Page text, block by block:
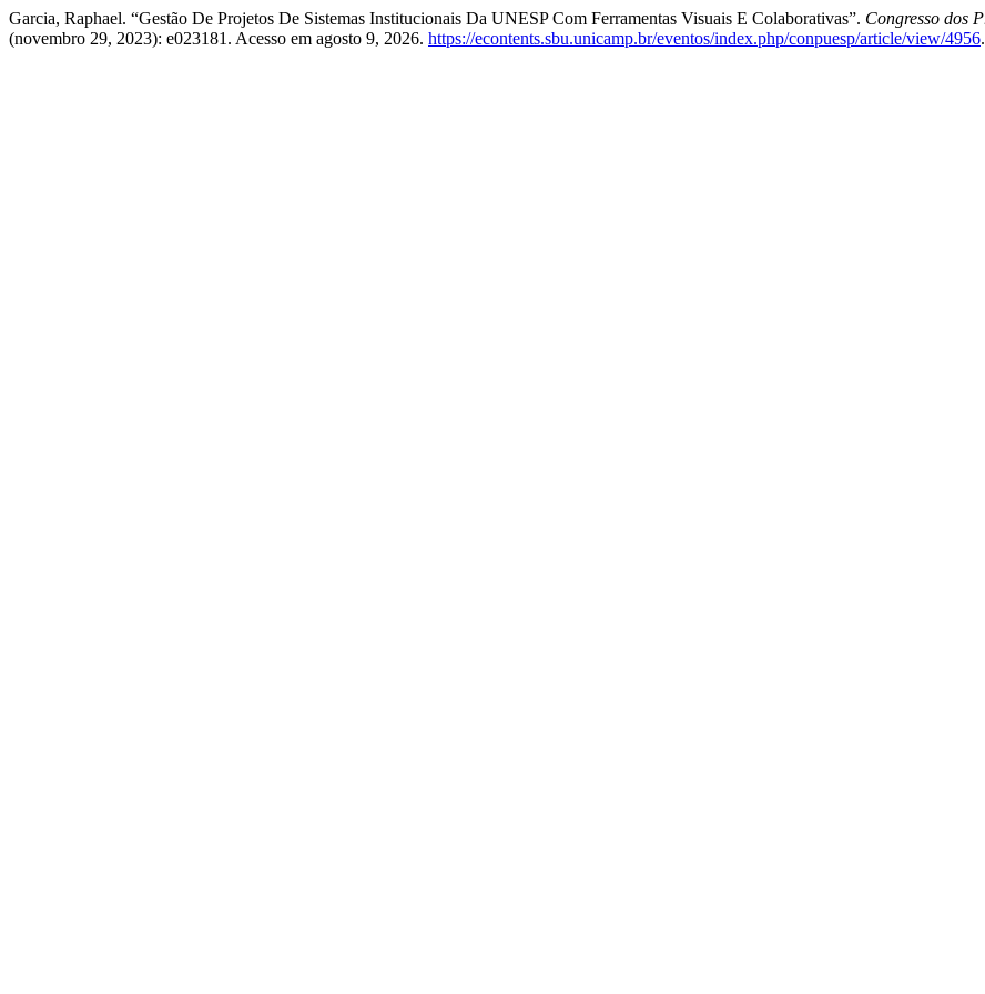
Garcia, Raphael. “Gestão De Projetos De Sistemas Institucionais Da UNESP Com Ferramentas Visuais E Colaborativas”. Congresso dos
(novembro 29, 2023): e023181. Acesso em agosto 9, 2026. https://econtents.sbu.unicamp.br/eventos/index.php/conpuesp/article/view/4956.